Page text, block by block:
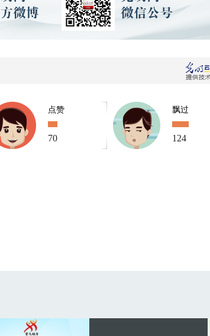
点赞
70
飘过
124